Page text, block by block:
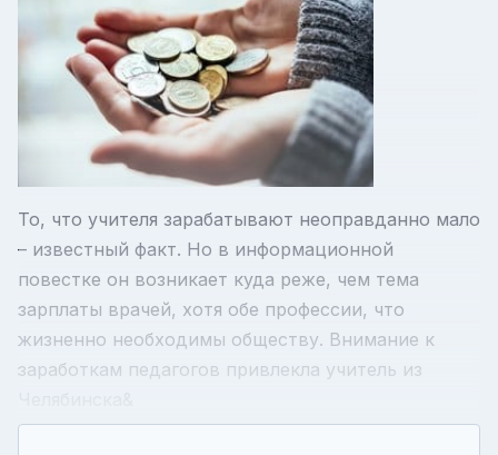
То, что учителя зарабатывают неоправданно мало
– известный факт. Но в информационной
повестке он возникает куда реже, чем тема
зарплаты врачей, хотя обе профессии, что
жизненно необходимы обществу. Внимание к
заработкам педагогов привлекла учитель из